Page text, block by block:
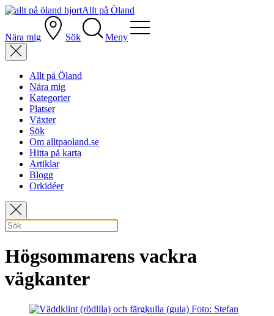
Allt på Öland
Nära mig Sök Meny
Allt på Öland
Nära mig
Kategorier
Platser
Växter
Sök
Om alltpaoland.se
Hitta på karta
Artiklar
Blogg
Orkidéer
Högsommarens vackra
vägkanter